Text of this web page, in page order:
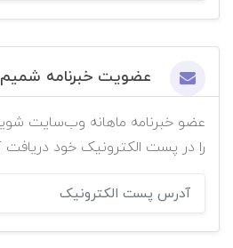
عضویت خبرنامه شمیم
عضو خبرنامه ماهانه وب‌سایت
را در پست الکترونیک خود دریافت